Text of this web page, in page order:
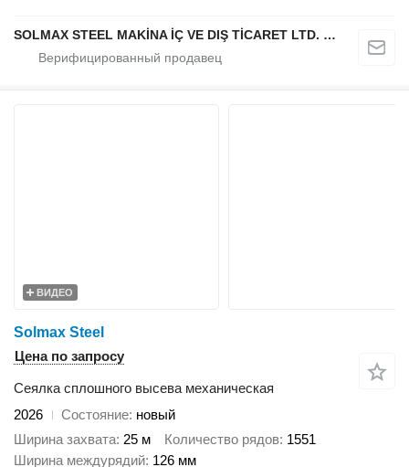
SOLMAX STEEL MAKİNA İÇ VE DIŞ TİCARET LTD. ŞTİ.
ВИДЕО
Solmax Steel
Цена по запросу
Сеялка сплошного высева механическая
2026
Состояние новый
Ширина захвата 25 м Количество рядов 1551
Ширина междурядий 126 мм